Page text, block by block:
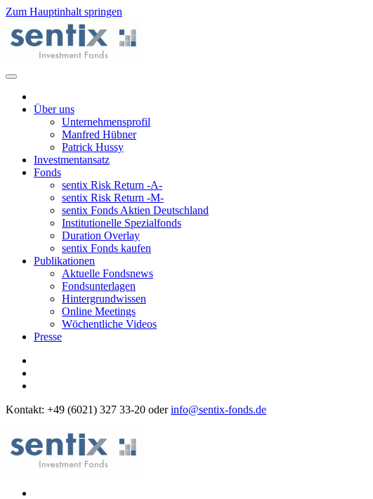
Zum Hauptinhalt springen
Über uns
Unternehmensprofil
Manfred Hübner
Patrick Hussy
Investmentansatz
Fonds
sentix Risk Return -A-
sentix Risk Return -M-
sentix Fonds Aktien Deutschland
Institutionelle Spezialfonds
Duration Overlay
sentix Fonds kaufen
Publikationen
Aktuelle Fondsnews
Fondsunterlagen
Hintergrundwissen
Online Meetings
Wöchentliche Videos
Presse
Kontakt: +49 (6021) 327 33-20 oderinfo@sentix-fonds.de